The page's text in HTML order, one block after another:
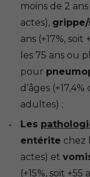
moins de 2
actes),
ans (+17%, soit
les 75 ans ou
pour
d’âges
adultes) ;
Les
entérite chez
actes) et
(+15%, soit +55